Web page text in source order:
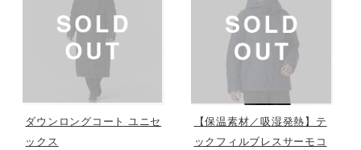
メディカル
コラボ／ライセンス
ダウンロングコート ユニセ
ックス
【保温素材／吸湿発熱】テ
ックフィルブレスサーモコ